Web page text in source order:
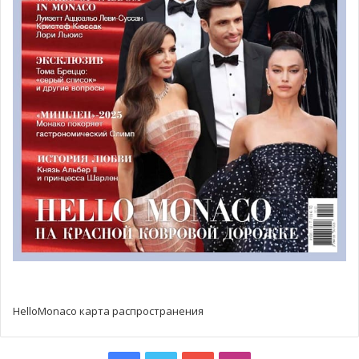
Бернар Спендлер (Bernard Spindler). На протяжении
многих лет он работал редактором на радио Монте-
Карло, а также стал автором многочисленных книг. Его
главной творческой темой был автоспорт, и за свою
жизнь он успел сделать немыслимое количество
репортажей для радио и телевидения. Во вторник в
Соборе Монако прошла торжественная литургия, куда с
журналистом пришли проститься друзья, коллеги и
поклонники. На церемонии присутствовал и Альбер II.
HelloMonaco карта распространения